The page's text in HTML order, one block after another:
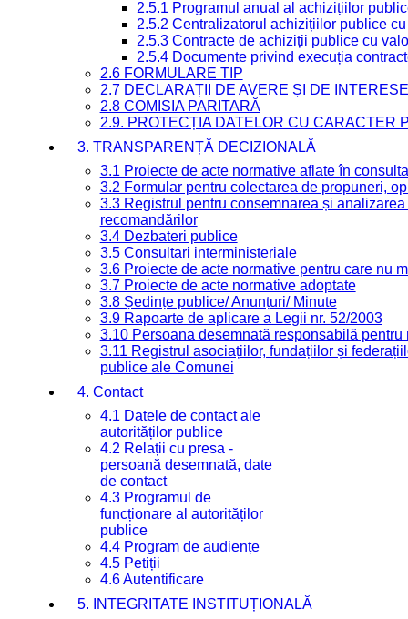
2.5.1 Programul anual al achizițiilor
2.5.2 Centralizatorul achizițiilor publice
2.5.3 Contracte de achiziții publice cu
2.5.4 Documente privind execuția
2.6 FORMULARE TIP
2.7 DECLARAȚII DE AVERE ȘI DE INTERESE
2.8 COMISIA PARITARĂ
2.9. PROTECȚIA DATELOR CU CARACTER
3. TRANSPARENȚĂ DECIZIONALĂ
3.1 Proiecte de acte normative aflate în
3.2 Formular pentru colectarea de propuneri,
3.3 Registrul pentru consemnarea și
recomandărilor
3.4 Dezbateri publice
3.5 Consultari interministeriale
3.6 Proiecte de acte normative pentru care nu
3.7 Proiecte de acte normative adoptate
3.8 Ședințe publice/ Anunțuri/ Minute
3.9 Rapoarte de aplicare a Legii nr. 52/2003
3.10 Persoana desemnată responsabilă
3.11 Registrul asociațiilor, fundațiilor și
publice ale Comunei
4. Contact
4.1 Datele de contact ale
autorităților publice
4.2 Relații cu presa -
persoană desemnată, date
de contact
4.3 Programul de
funcționare al autorităților
publice
4.4 Program de audiențe
4.5 Petiții
4.6 Autentificare
5. INTEGRITATE INSTITUȚIONALĂ